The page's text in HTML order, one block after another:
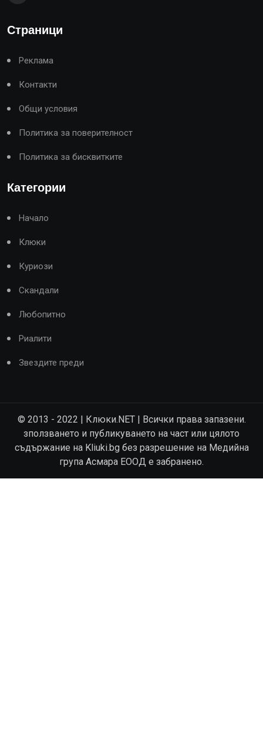
Страници
Реклама
Контакти
Общи условия
Политика за поверителност
Политика за бисквитките
Категории
Начало
Клюки
Куриози
Скандали
Любопитно
Риалити
Звездите преди
© 2013 - 2022 | Клюки.NET | Всички права запазени.
зползването и публикуването на част или цялото
съдържание на Kliuki.bg без разрешение на Медийна
група Асмара ЕООД е забранено.